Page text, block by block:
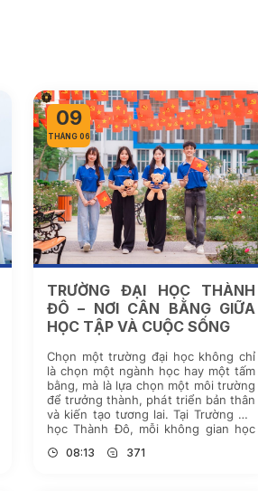
09
THÁNG 06
TRƯỜNG ĐẠI HỌC THÀNH
ĐÔ – NƠI CÂN BẰNG GIỮA
HỌC TẬP VÀ CUỘC SỐNG
Chọn một trường đại học không chỉ
là chọn một ngành học hay một tấm
bằng, mà là lựa chọn một môi trường
để trưởng thành, phát triển bản thân
và kiến tạo tương lai. Tại Trường Đại
học Thành Đô, mỗi không gian học
câu lạc bộ […]
08:13 371